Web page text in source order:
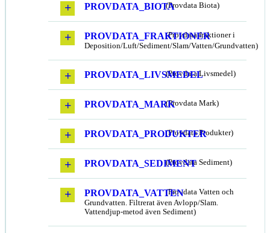
PROVDATA_BIOTA(Provdata Biota)
PROVDATA_FRAKTIONER
(Provdata fraktioner i
Deposition/Luft/Sediment/Slam/Vatten/Grundvatten)
PROVDATA_LIVSMEDEL
(Provdata Livsmedel)
PROVDATA_MARK(Provdata Mark)
PROVDATA_PRODUKTER
(Provdata Produkter)
PROVDATA_SEDIMENT(Provdata Sediment)
PROVDATA_VATTEN(Provdata Vatten och
Grundvatten. Filtrerat även Avlopp/Slam.
Vattendjup-metod även Sediment)